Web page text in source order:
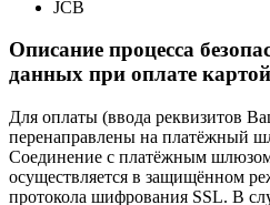
JCB
Описание процесса
данных при оплате
Для оплаты (ввода реквизитов
перенаправлены на
Соединение с платёжным
осуществляется в защищённом
протокола шифрования SSL. В